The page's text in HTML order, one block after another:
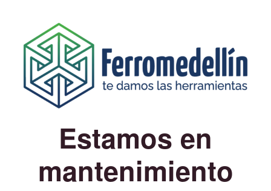
Estamos en
mantenimiento